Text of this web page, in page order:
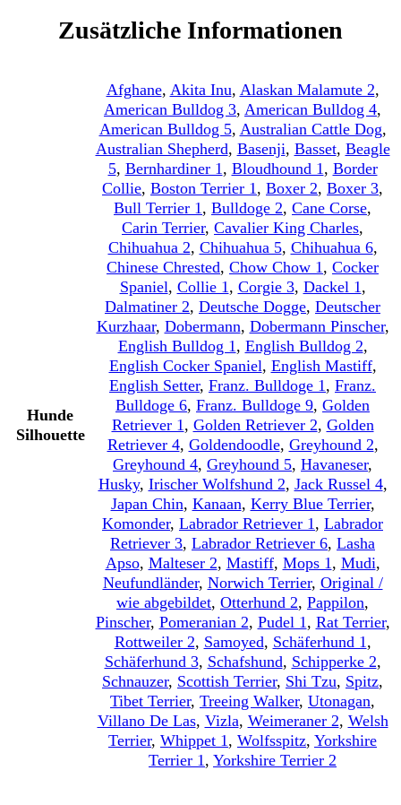
Zusätzliche Informationen
Hunde
Silhouette
Afghane, Akita Inu, Alaskan Malamute 2,
American Bulldog 3, American Bulldog 4,
American Bulldog 5, Australian Cattle Dog,
Australian Shepherd, Basenji, Basset, Beagle
5, Bernhardiner 1, Bloudhound 1, Border
Collie, Boston Terrier 1, Boxer 2, Boxer 3,
Bull Terrier 1, Bulldoge 2, Cane Corse,
Carin Terrier, Cavalier King Charles,
Chihuahua 2, Chihuahua 5, Chihuahua 6,
Chinese Chrested, Chow Chow 1, Cocker
Spaniel, Collie 1, Corgie 3, Dackel 1,
Dalmatiner 2, Deutsche Dogge, Deutscher
Kurzhaar, Dobermann, Dobermann Pinscher,
English Bulldog 1, English Bulldog 2,
English Cocker Spaniel, English Mastiff,
English Setter, Franz. Bulldoge 1, Franz.
Bulldoge 6, Franz. Bulldoge 9, Golden
Retriever 1, Golden Retriever 2, Golden
Retriever 4, Goldendoodle, Greyhound 2,
Greyhound 4, Greyhound 5, Havaneser,
Husky, Irischer Wolfshund 2, Jack Russel 4,
Japan Chin, Kanaan, Kerry Blue Terrier,
Komonder, Labrador Retriever 1, Labrador
Retriever 3, Labrador Retriever 6, Lasha
Apso, Malteser 2, Mastiff, Mops 1, Mudi,
Neufundländer, Norwich Terrier, Original /
wie abgebildet, Otterhund 2, Pappilon,
Pinscher, Pomeranian 2, Pudel 1, Rat Terrier,
Rottweiler 2, Samoyed, Schäferhund 1,
Schäferhund 3, Schafshund, Schipperke 2,
Schnauzer, Scottish Terrier, Shi Tzu, Spitz,
Tibet Terrier, Treeing Walker, Utonagan,
Villano De Las, Vizla, Weimeraner 2, Welsh
Terrier, Whippet 1, Wolfsspitz, Yorkshire
Terrier 1, Yorkshire Terrier 2